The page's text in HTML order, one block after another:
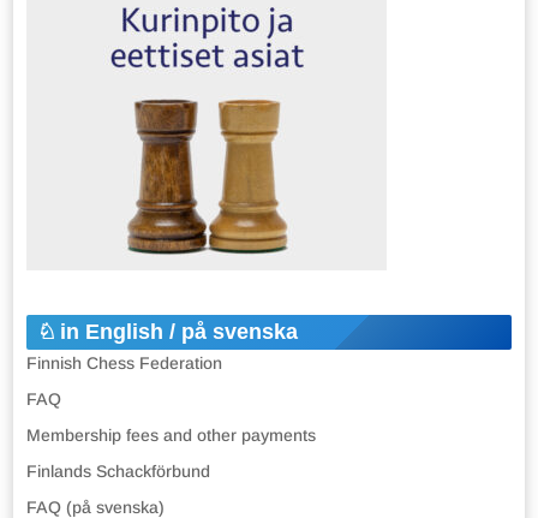
in English / på svenska
Finnish Chess Federation
FAQ
Membership fees and other payments
Finlands Schackförbund
FAQ (på svenska)